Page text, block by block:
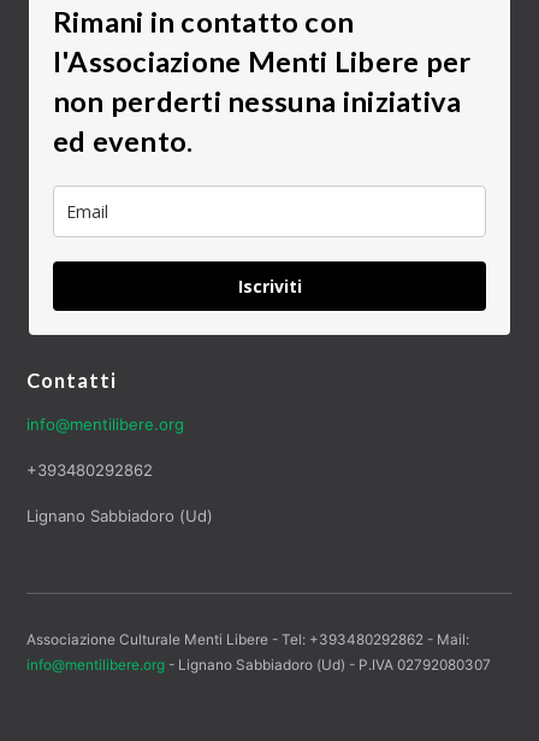
Rimani in contatto con
l'Associazione Menti Libere per
non perderti nessuna iniziativa
ed evento.
Iscriviti
Contatti
info@mentilibere.org
+393480292862
Lignano Sabbiadoro (Ud)
Associazione Culturale Menti Libere - Tel: +393480292862 - Mail:
info@mentilibere.org - Lignano Sabbiadoro (Ud) - P.IVA 02792080307